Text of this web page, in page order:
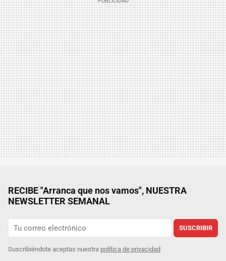
RECIBE "Arranca que nos vamos", NUESTRA
NEWSLETTER SEMANAL
SUSCRIBIR
Suscribiéndote aceptas nuestra política de privacidad